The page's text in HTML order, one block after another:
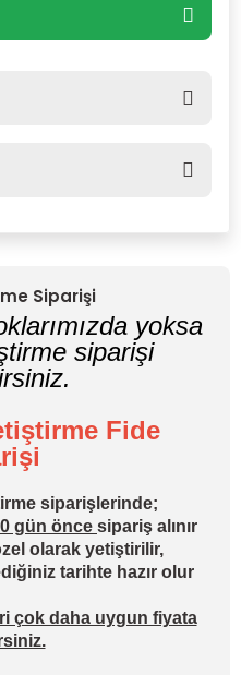
Siparişi
yoksa
siparişi
Fide
siparişlerinde;
gün önce sipariş alınır
olarak yetiştirilir,
tarihte hazır olur
çok daha uygun fiyata